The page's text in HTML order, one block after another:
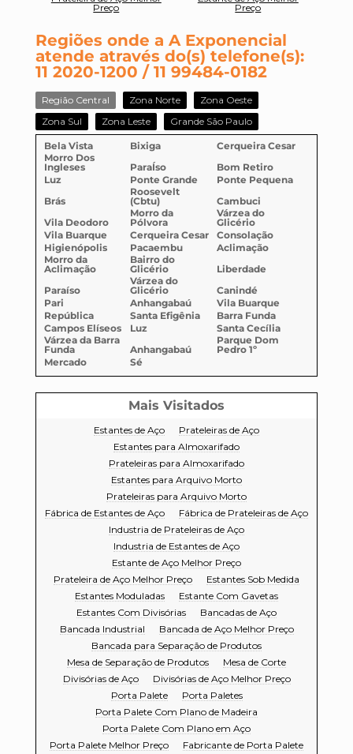
Preço
Preço
Regiões onde a A Exponencial
atende através do(s) telefone(s):
11 2020-1200 / 11 99484-0182
Região Central Zona Norte
Zona Oeste
Zona Sul
Zona Leste Grande São Paulo
Bela Vista Bixiga
Cerqueira Cesar
Morro Dos
Ingleses
ParaÍso
Bom Retiro
Luz
Ponte Grande
Ponte Pequena
Brás
Roosevelt
(Cbtu)
Cambuci
Vila Deodoro
Morro da
Pólvora
Várzea do
Glicério
Vila Buarque
Cerqueira Cesar
Consolação
Higienópolis
Pacaembu
Aclimação
Morro da
Aclimação
Bairro do
Glicério
Liberdade
Paraíso
Várzea do
Glicério
Canindé
Pari
Anhangabaú
Vila Buarque
República
Santa Efigênia
Barra Funda
Campos Elíseos
Luz
Santa Cecília
Várzea da Barra
Funda
Anhangabaú
Parque Dom
Pedro 1º
Mercado
Sé
Mais Visitados
Estantes de Aço
Prateleiras de Aço
Estantes para Almoxarifado
Prateleiras para Almoxarifado
Estantes para Arquivo Morto
Prateleiras para Arquivo Morto
Fábrica de Estantes de Aço
Fábrica de Prateleiras de Aço
Industria de Prateleiras de Aço
Industria de Estantes de Aço
Estante de Aço Melhor Preço
Prateleira de Aço Melhor Preço
Estantes Sob Medida
Estantes Moduladas
Estante Com Gavetas
Estantes Com Divisórias
Bancadas de Aço
Bancada Industrial
Bancada de Aço Melhor Preço
Bancada para Separação de Produtos
Mesa de Separação de Produtos
Mesa de Corte
Divisórias de Aço
Divisórias de Aço Melhor Preço
Porta Palete
Porta Paletes
Porta Palete Com Plano de Madeira
Porta Palete Com Plano em Aço
Porta Palete Melhor Preço
Fabricante de Porta Palete